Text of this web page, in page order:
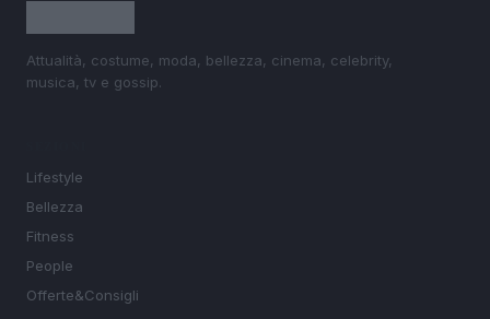
Attualità, costume, moda, bellezza, cinema, celebrity,
musica, tv e gossip.
Lifestyle
Bellezza
Fitness
People
Offerte&Consigli